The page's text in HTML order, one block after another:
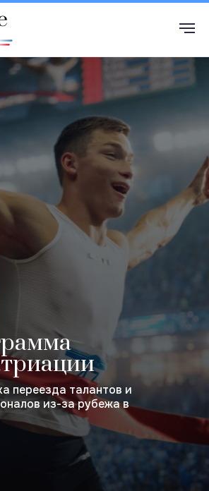
переезда талантов и
из-за рубежа в